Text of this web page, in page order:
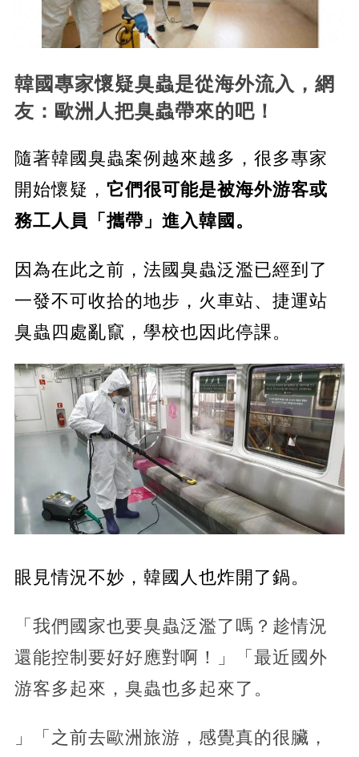
韓國專家懷疑臭蟲是從海外流入，網
友：歐洲人把臭蟲帶來的吧！
隨著韓國臭蟲案例越來越多，很多專家
開始懷疑， 它們很可能是被海外游客或
務工人員「攜帶」進入韓國。
因為在此之前，法國臭蟲泛濫已經到了
一發不可收拾的地步，火車站、捷運站
臭蟲四處亂竄，學校也因此停課。
眼見情況不妙，韓國人也炸開了鍋。
「我們國家也要臭蟲泛濫了嗎？趁情況
還能控制要好好應對啊！」「最近國外
游客多起來，臭蟲也多起來了。
」「之前去歐洲旅游，感覺真的很臟，